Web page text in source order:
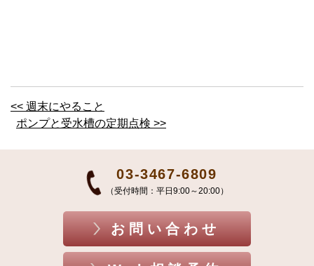
<< 週末にやること
ポンプと受水槽の定期点検 >>
03-3467-6809
（受付時間：平日9:00～20:00）
お問い合わせ